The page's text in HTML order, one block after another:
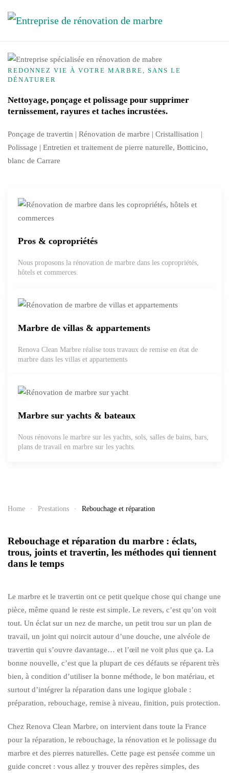
Skip to main content
REDONNEZ VIE À VOTRE MARBRE, SANS LE
DÉNATURER
Nettoyage, ponçage et polissage pour supprimer
ternissement, rayures et taches incrustées.
Ponçage de travertin | Rénovation de marbre | Cristallisation |
Polissage | Entretien et traitement de pierre naturelle, Botticino,
blanc de Carrare
Pros & copropriétés
Nous proposons la rénovation de marbre dans les copropriétés,
hôtels et commerces.
Marbre de villas & appartements
Renova Clean Marbre réalise tous travaux de remise en état de
marbre dans les villas et appartements
Marbre sur yachts & bateaux
Nous rénovons le marbre sur les yachts, sols, salles de bains, bars,
plans de travail en marbre sur les yachts.
Home Prestations Rebouchage et réparation
Rebouchage et réparation du marbre : éclats,
trous, joints et travertin, les méthodes qui tiennent
dans le temps
Le marbre et le travertin ont ce petit quelque chose qui change une
pièce, même quand le reste est simple. Le revers, c’est qu’on voit
tout. Un éclat sur un nez de marche, un petit trou sur un plan de
travail, un joint qui noircit autour d’une douche, une alvéole de
travertin qui s’ouvre davantage… et l’œil ne voit plus que ça. La
bonne nouvelle, c’est que la plupart de ces défauts se réparent très
bien, à condition d’utiliser la bonne méthode, le bon matériau, et
surtout d’intégrer la réparation dans une logique globale :
préparation, rebouchage, remise à niveau, finition, puis protection.
Chez Renova Clean Marbre, on intervient dans toute la France
pour la réparation, le rebouchage, la rénovation et le polissage du
marbre et des pierres naturelles. Cette page est pensée comme un
guide concret : vous allez y trouver des repères simples, des